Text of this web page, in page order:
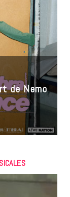
de Nemo